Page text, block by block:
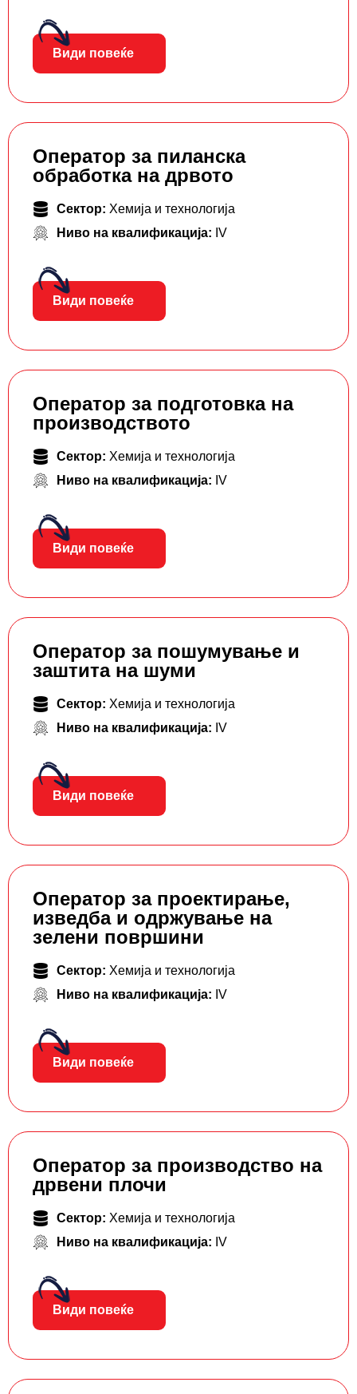
Види повеќе
Оператор за пиланска
обработка на дрвото
Сектор: Хемија и технологија
Ниво на квалификација: IV
Види повеќе
Оператор за подготовка на
производството
Сектор: Хемија и технологија
Ниво на квалификација: IV
Види повеќе
Оператор за пошумување и
заштита на шуми
Сектор: Хемија и технологија
Ниво на квалификација: IV
Види повеќе
Оператор за проектирање,
изведба и одржување на
зелени површини
Сектор: Хемија и технологија
Ниво на квалификација: IV
Види повеќе
Оператор за производство на
дрвени плочи
Сектор: Хемија и технологија
Ниво на квалификација: IV
Види повеќе